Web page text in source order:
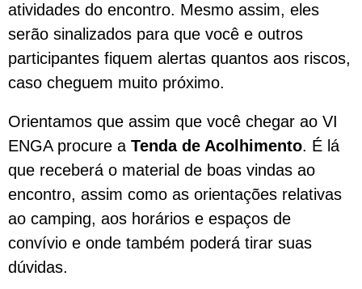
atividades do encontro. Mesmo assim, eles
serão sinalizados para que você e outros
participantes fiquem alertas quantos aos riscos,
caso cheguem muito próximo.
Orientamos que assim que você chegar ao VI
ENGA procure a Tenda de Acolhimento. É lá
que receberá o material de boas vindas ao
encontro, assim como as orientações relativas
ao camping, aos horários e espaços de
convívio e onde também poderá tirar suas
dúvidas.